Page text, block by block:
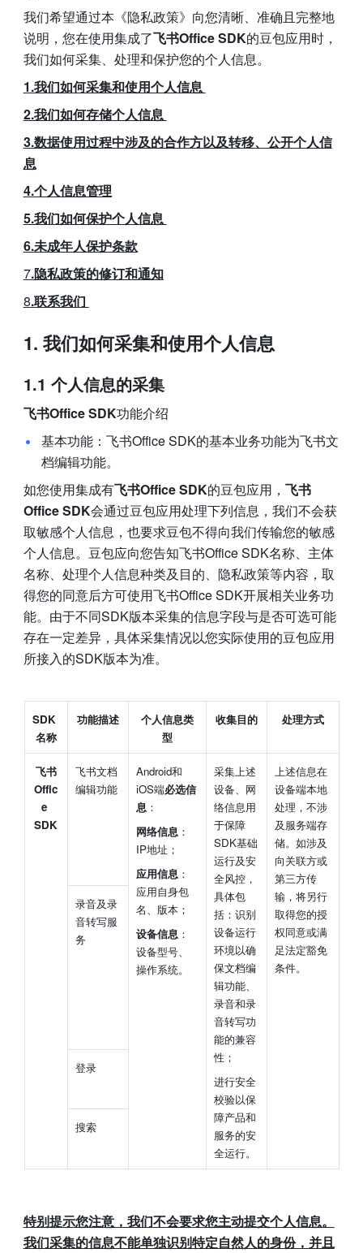
我们希望通过本《隐私政策》向您清晰、准确且完整地
说明，您在使用集成了飞书Office SDK的豆包应用时，
我们如何采集、处理和保护您的个人信息。
1.我们如何采集和使用个人信息
2.我们如何存储个人信息
3.数据使用过程中涉及的合作方以及转移、公开个人信
息
4.个人信息管理
5.我们如何保护个人信息
6.未成年人保护条款
7.隐私政策的修订和通知
8.联系我们
我们如何采集和使用个人信息
1.1 个人信息的采集
飞书Office SDK功能介绍
基本功能：飞书Office SDK的基本业务功能为飞书文
档编辑功能。
如您使用集成有飞书Office SDK的豆包应用， 飞书
Office SDK会通过豆包应用处理下列信息，我们不会获
取敏感个人信息，也要求豆包不得向我们传输您的敏感
个人信息。豆包应向您告知飞书Office SDK名称、主体
名称、处理个人信息种类及目的、隐私政策等内容，取
得您的同意后方可使用飞书Office SDK开展相关业务功
能。由于不同SDK版本采集的信息字段与是否可选可能
存在一定差异，具体采集情况以您实际使用的豆包应用
所接入的SDK版本为准。
SDK
名称
功能描述
个人信息类
型
收集目的 处理方式
飞书
Offic
e
SDK
飞书文档
编辑功能
Android和
iOS端必选信
息：
网络信息：
IP地址；
应用信息：
应用自身包
名、版本；
设备信息：
设备型号、
操作系统。
采集上述
设备、网
络信息用
于保障
SDK基础
运行及安
全风控，
具体包
括：识别
设备运行
环境以确
保文档编
辑功能、
录音和录
音转写功
能的兼容
性；
进行安全
校验以保
障产品和
服务的安
全运行。
上述信息在
设备端本地
处理，不涉
及服务端存
储。如涉及
向关联方或
第三方传
输，将另行
取得您的授
权同意或满
足法定豁免
条件。
录音及录
音转写服
务
登录
搜索
特别提示您注意，我们不会要求您主动提交个人信息。
我们采集的信息不能单独识别特定自然人的身份，并且